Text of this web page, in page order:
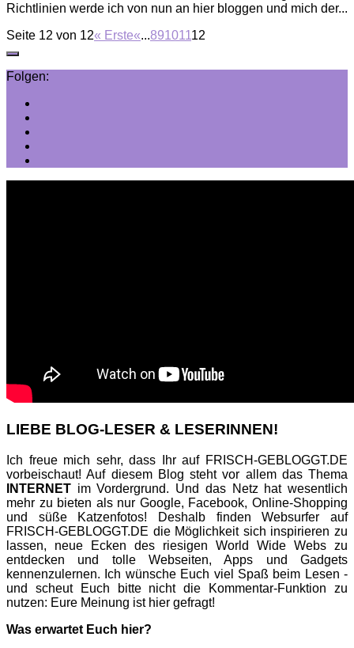
Richtlinien werde ich von nun an hier bloggen und mich der...
Seite 12 von 12« Erste«...89101112
Folgen:
LIEBE BLOG-LESER & LESERINNEN!
Ich freue mich sehr, dass Ihr auf FRISCH-GEBLOGGT.DE
vorbeischaut! Auf diesem Blog steht vor allem das Thema
INTERNET im Vordergrund. Und das Netz hat wesentlich
mehr zu bieten als nur Google, Facebook, Online-Shopping
und süße Katzenfotos! Deshalb finden Websurfer auf
FRISCH-GEBLOGGT.DE die Möglichkeit sich inspirieren zu
lassen, neue Ecken des riesigen World Wide Webs zu
entdecken und tolle Webseiten, Apps und Gadgets
kennenzulernen. Ich wünsche Euch viel Spaß beim Lesen -
und scheut Euch bitte nicht die Kommentar-Funktion zu
nutzen: Eure Meinung ist hier gefragt!
Was erwartet Euch hier?